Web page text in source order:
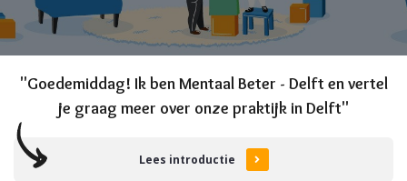
"Goedemiddag! Ik ben Mentaal Beter - Delft en vertel
je graag meer over onze praktijk in Delft"
Lees introductie